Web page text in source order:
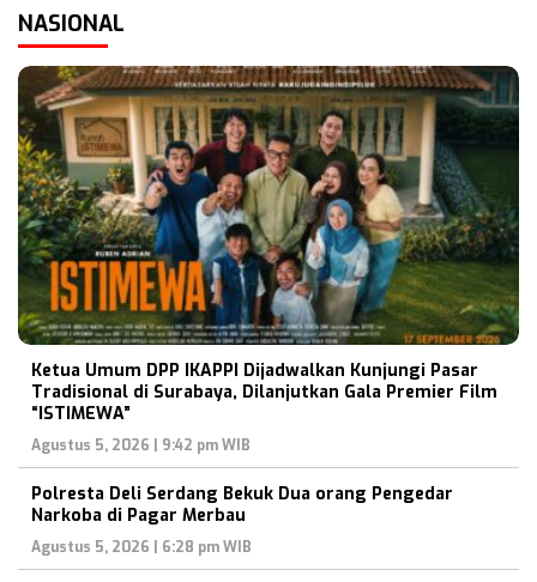
NASIONAL
Ketua Umum DPP IKAPPI Dijadwalkan Kunjungi Pasar
Tradisional di Surabaya, Dilanjutkan Gala Premier Film
“ISTIMEWA”
Agustus 5, 2026 | 9:42 pm WIB
Polresta Deli Serdang Bekuk Dua orang Pengedar
Narkoba di Pagar Merbau
Agustus 5, 2026 | 6:28 pm WIB